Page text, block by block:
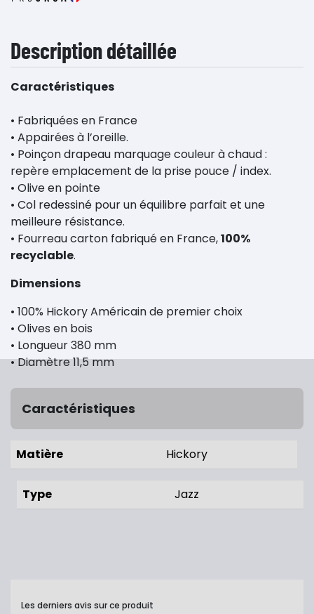
Description détaillée
Caractéristiques
• Fabriquées en France
• Appairées à l’oreille.
• Poinçon drapeau marquage couleur à chaud :
repère emplacement de la prise pouce / index.
• Olive en pointe
• Col redessiné pour un équilibre parfait et une
meilleure résistance.
• Fourreau carton fabriqué en France,100%
recyclable.
Dimensions
• 100% Hickory Américain de premier choix
• Olives en bois
• Longueur 380 mm
• Diamètre 11,5 mm
Caractéristiques
Matière Hickory
Type Jazz
Les derniers avis sur ce produit